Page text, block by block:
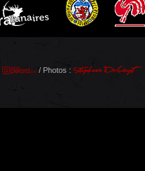
/ Photos :